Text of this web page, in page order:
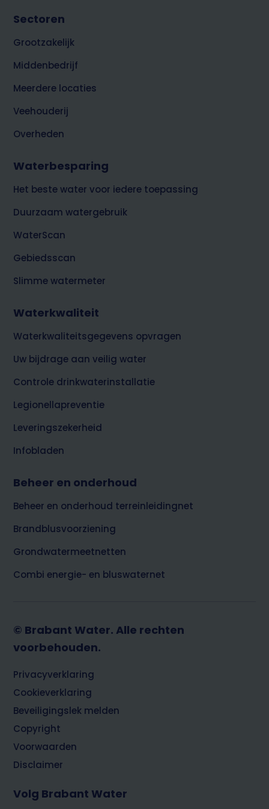
Footer
zakelijk
Sectoren
Grootzakelijk
Middenbedrijf
Meerdere locaties
Veehouderij
Overheden
Waterbesparing
Het beste water voor iedere toepassing
Duurzaam watergebruik
WaterScan
Gebiedsscan
Slimme watermeter
Waterkwaliteit
Waterkwaliteitsgegevens opvragen
Uw bijdrage aan veilig water
Controle drinkwaterinstallatie
Legionellapreventie
Leveringszekerheid
Infobladen
Beheer en onderhoud
Beheer en onderhoud terreinleidingnet
Brandblusvoorziening
Grondwatermeetnetten
Combi energie- en bluswaternet
© Brabant Water. Alle rechten
voorbehouden.
Footer
Privacyverklaring
Cookieverklaring
Beveiligingslek melden
Copyright
Voorwaarden
Disclaimer
Volg Brabant Water